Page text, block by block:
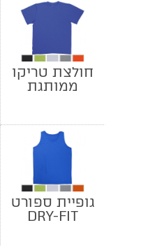
חולצת טריקו
ממותגת
גופיית ספורט
DRY-FIT